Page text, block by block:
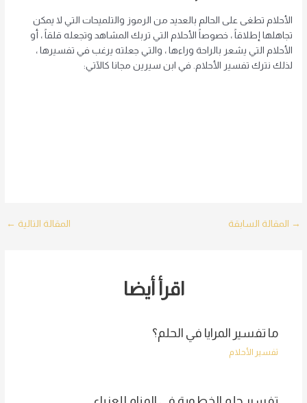
الأحلام تطغى على الحالم بالعديد من الرموز والتلميحات التي لا يمكن
تجاهلها إطلاقاً ، خصوصاً الأحلام التي تربك المشاهد وتجعله قلقاً ، أو
الأحلام التي يشعر بالراحة وراءها ، والتي جعلته يرغب في تفسيرها ،
لذلك نترك تفسير الأحلام. في ابن سيرين مجانا كالآتي:
Post
→ المقالة السابقة المقالة التالية ←
اقرأ أيضا
ما تفسير المرايا في الحلم؟
تفسير الأحلام